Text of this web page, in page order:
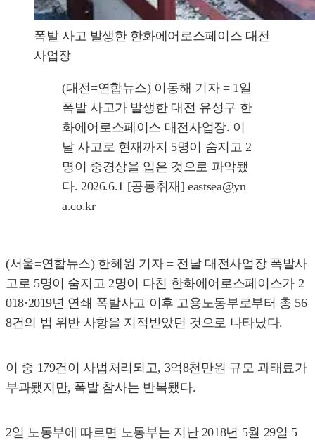
폭발 사고 발생한 한화에어로스페이스 대전
사업장
(대전=연합뉴스) 이동해 기자 = 1일
폭발 사고가 발생한 대전 유성구 한
화에어로스페이스 대전사업장. 이
날 사고로 현재까지 5명이 숨지고 2
명이 중경상을 입은 것으로 파악됐
다. 2026.6.1 [공동취재] eastsea@yn
a.co.kr
(서울=연합뉴스) 한혜원 기자 = 전날 대전사업장 폭발사
고로 5명이 숨지고 2명이 다친 한화에어로스페이스가 2
018·2019년 연쇄 폭발사고 이후 고용노동부로부터 총 56
8건의 법 위반 사항을 지적받았던 것으로 나타났다.
이 중 179건이 사법처리되고, 3억8천만원 규모 과태료가
부과됐지만, 폭발 참사는 반복됐다.
2일 노동부에 따르면 노동부는 지난 2018년 5월 29일 5